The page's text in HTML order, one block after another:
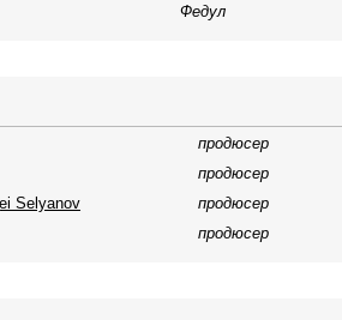
Федул
продюсер
продюсер
Selyanov продюсер
продюсер